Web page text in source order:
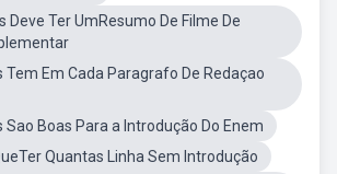
Deve Ter UmResumo De Filme De
Tem Em Cada Paragrafo De Redaçao
Sao Boas Para a Introdução Do Enem
Quantas Linha Sem Introdução